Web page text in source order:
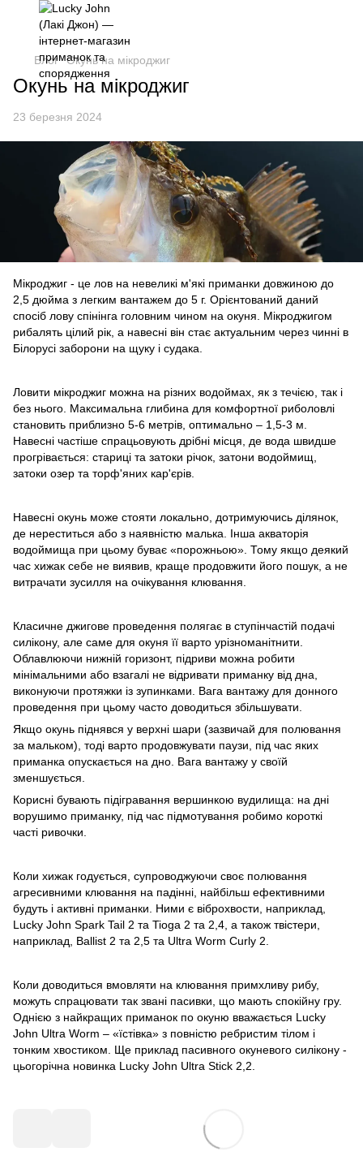
Блог Окунь на мікроджиг
Окунь на мікроджиг
23 березня 2024
Мікроджиг - це лов на невеликі м'які приманки довжиною до
2,5 дюйма з легким вантажем до 5 г. Орієнтований даний
спосіб лову спінінга головним чином на окуня. Мікроджигом
рибалять цілий рік, а навесні він стає актуальним через чинні в
Білорусі заборони на щуку і судака.
Ловити мікроджиг можна на різних водоймах, як з течією, так і
без нього. Максимальна глибина для комфортної риболовлі
становить приблизно 5-6 метрів, оптимально – 1,5-3 м.
Навесні частіше спрацьовують дрібні місця, де вода швидше
прогрівається: стариці та затоки річок, затони водоймищ,
затоки озер та торф'яних кар'єрів.
Навесні окунь може стояти локально, дотримуючись ділянок,
де нереститься або з наявністю малька. Інша акваторія
водоймища при цьому буває «порожньою». Тому якщо деякий
час хижак себе не виявив, краще продовжити його пошук, а не
витрачати зусилля на очікування клювання.
Класичне джигове проведення полягає в ступінчастій подачі
силікону, але саме для окуня її варто урізноманітнити.
Облавлюючи нижній горизонт, підриви можна робити
мінімальними або взагалі не відривати приманку від дна,
виконуючи протяжки із зупинками. Вага вантажу для донного
проведення при цьому часто доводиться збільшувати.
Якщо окунь піднявся у верхні шари (зазвичай для полювання
за мальком), тоді варто продовжувати паузи, під час яких
приманка опускається на дно. Вага вантажу у своїй
зменшується.
Корисні бувають підігравання вершинкою вудилища: на дні
ворушимо приманку, під час підмотування робимо короткі
часті ривочки.
Коли хижак годується, супроводжуючи своє полювання
агресивними клювання на падінні, найбільш ефективними
будуть і активні приманки. Ними є віброхвости, наприклад,
Lucky John Spark Tail 2 та Tioga 2 та 2,4, а також твістери,
наприклад, Ballist 2 та 2,5 та Ultra Worm Curly 2.
Коли доводиться вмовляти на клювання примхливу рибу,
можуть спрацювати так звані пасивки, що мають спокійну гру.
Однією з найкращих приманок по окуню вважається Lucky
John Ultra Worm – «їстівка» з повністю ребристим тілом і
тонким хвостиком. Ще приклад пасивного окуневого силікону -
цьогорічна новинка Lucky John Ultra Stick 2,2.